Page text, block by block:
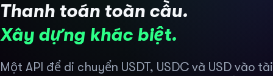
Thanh toán toàn cầu.
Xây dựng khác biệt.
Một API để di chuyển USDT, USDC và USD vào tài